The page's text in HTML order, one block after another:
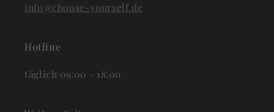
info@choose-yourself.de
Hotline
täglich 09:00 - 18:00